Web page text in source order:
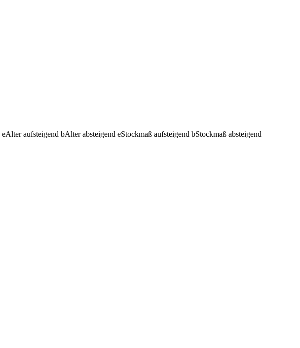
eAlter aufsteigend bAlter absteigend eStockmaß aufsteigend bStockmaß absteigend